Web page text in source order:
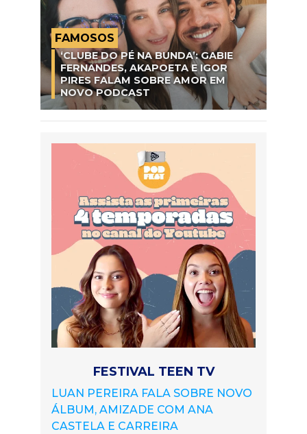
FAMOSOS
‘CLUBE DO PÉ NA BUNDA’: GABIE
FERNANDES, AKAPOETA E IGOR
PIRES FALAM SOBRE AMOR EM
NOVO PODCAST
FESTIVAL TEEN TV
LUAN PEREIRA FALA SOBRE NOVO
ÁLBUM, AMIZADE COM ANA
CASTELA E CARREIRA